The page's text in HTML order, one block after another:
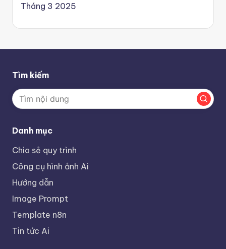
Tháng 3 2025
Tìm kiếm
Danh mục
Chia sẻ quy trình
Công cụ hình ảnh Ai
Hướng dẫn
Image Prompt
Template n8n
Tin tức Ai